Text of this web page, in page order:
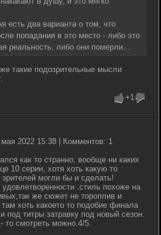
есть два варианта о том, что
попадания в это место - либо это
реальность, либо они померли...
такие подозрительные мысли
+1
2022 15:38 | Комментов: 1
как то странно, вообще ни каких
10 серии, хотя хоть какую то
зрителей могли бы и сделать!
.стиль похоже на
же сюжет не тороплив и
хоть какоето то подобие финала
под титры затравку под новый сезон.
то смотреть можно.4/5.